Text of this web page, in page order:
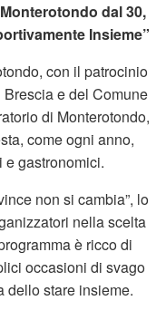
dal 30,
Insieme”
con il patrocinio
e del Comune
di Monterotondo,
come ogni anno,
e gastronomici.
non si cambia”, lo
nella scelta
è ricco di
occasioni di svago
dello stare insieme.